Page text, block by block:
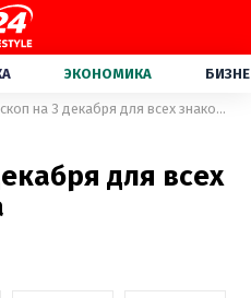
ЭКОНОМИКА
Гороскоп на 3 декабря для всех знаков зодиака
для всех